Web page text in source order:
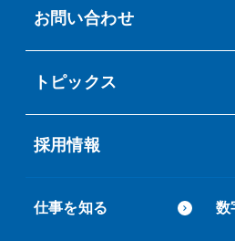
お問い合わせ
トピックス
採用情報
仕事を知る 数